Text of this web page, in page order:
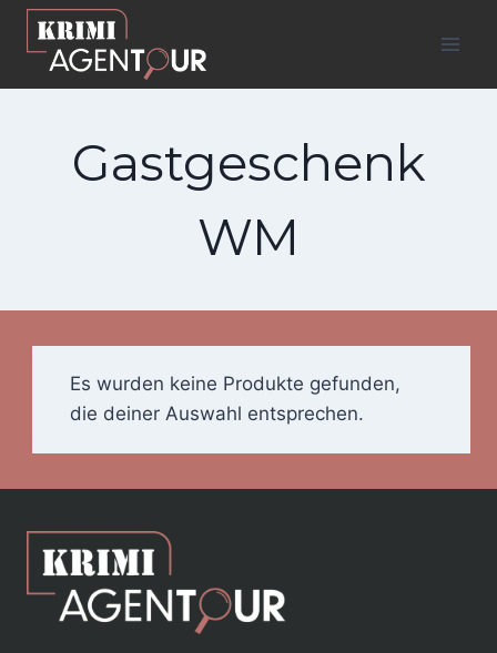
Zum
Inhalt
springen
Gastgeschenk
WM
Es wurden keine Produkte gefunden,
die deiner Auswahl entsprechen.